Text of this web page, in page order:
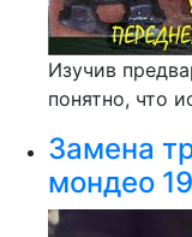
Изучив
понятно, что
Замена
мондео